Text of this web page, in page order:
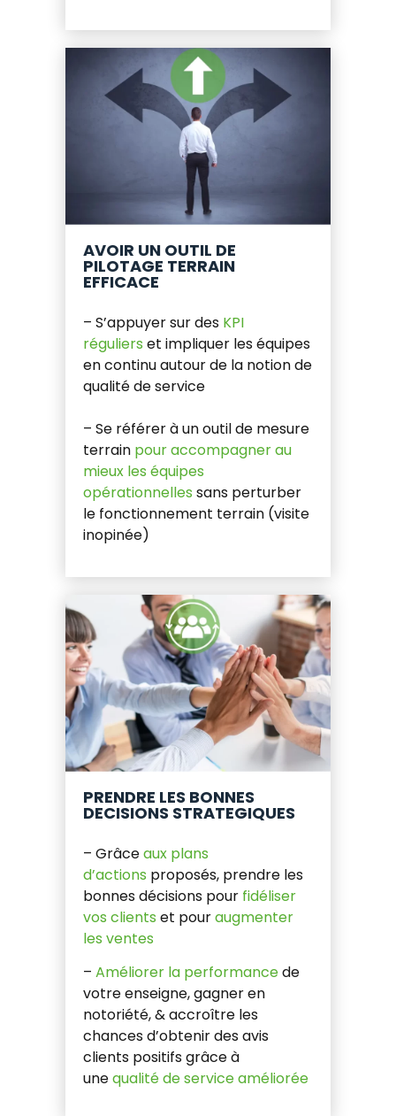
AVOIR UN OUTIL DE
PILOTAGE TERRAIN
EFFICACE
– S’appuyer sur des KPI
réguliers et impliquer les équipes
en continu autour de la notion de
qualité de service
– Se référer à un outil de mesure
terrain pour accompagner au
mieux les équipes
opérationnelles sans perturber
le fonctionnement terrain (visite
inopinée)
PRENDRE LES BONNES
DECISIONS STRATEGIQUES
– Grâceaux plans
d’actions proposés, prendre les
bonnes décisions pour fidéliser
vos clients et pouraugmenter
les ventes
– Améliorer la performancede
votre enseigne, gagner en
notoriété, & accroître les
chances d’obtenir des avis
clients positifs grâce à
unequalité de service améliorée